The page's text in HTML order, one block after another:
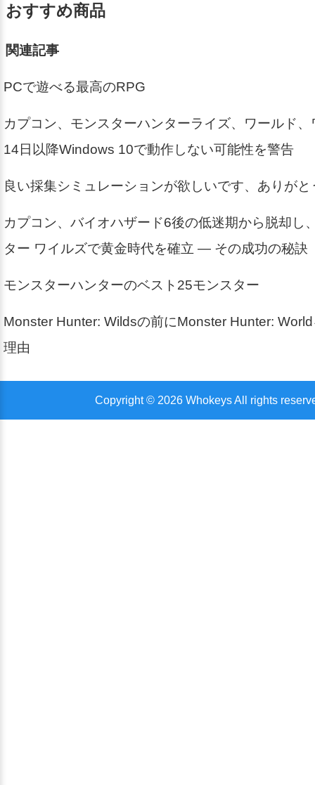
おすすめ商品
関連記事
PCで遊べる最高のRPG
カプコン、モンスターハンターライズ、ワールド
14日以降Windows 10で動作しない可能性を警告
良い採集シミュレーションが欲しいです、ありがと
カプコン、バイオハザード6後の低迷期から脱却し
ター ワイルズで黄金時代を確立 — その成功の秘訣
モンスターハンターのベスト25モンスター
Monster Hunter: Wildsの前にMonster Hunter:
理由
Copyright © 2026 Whokeys All rights